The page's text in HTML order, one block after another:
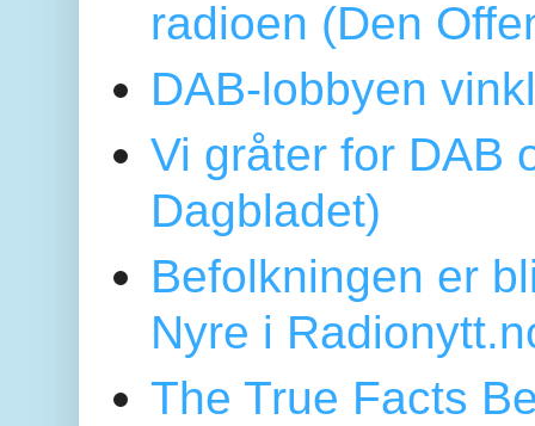
radioen (Den
DAB-lobbyen
Vi gråter for DAB
Dagbladet)
Befolkningen er
Nyre i
The True Facts